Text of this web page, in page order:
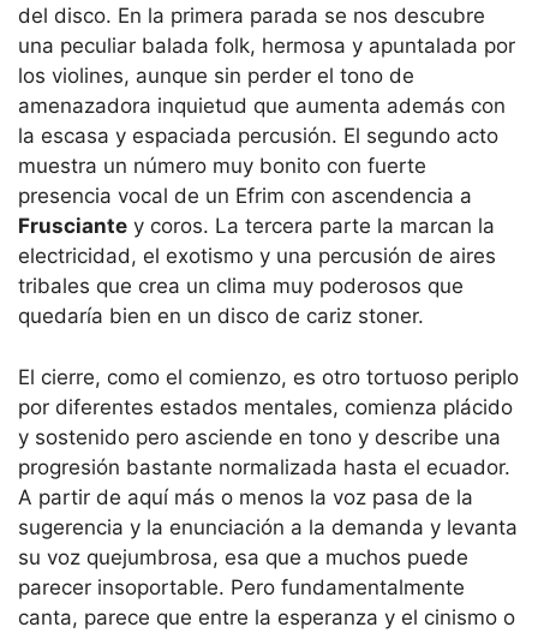
del disco. En la primera parada se nos descubre
una peculiar balada folk, hermosa y apuntalada por
los violines, aunque sin perder el tono de
amenazadora inquietud que aumenta además con
la escasa y espaciada percusión. El segundo acto
muestra un número muy bonito con fuerte
presencia vocal de un Efrim con ascendencia a
Frusciante y coros. La tercera parte la marcan la
electricidad, el exotismo y una percusión de aires
tribales que crea un clima muy poderosos que
quedaría bien en un disco de cariz stoner.
El cierre, como el comienzo, es otro tortuoso periplo
por diferentes estados mentales, comienza plácido
y sostenido pero asciende en tono y describe una
progresión bastante normalizada hasta el ecuador.
A partir de aquí más o menos la voz pasa de la
sugerencia y la enunciación a la demanda y levanta
su voz quejumbrosa, esa que a muchos puede
parecer insoportable. Pero fundamentalmente
canta, parece que entre la esperanza y el cinismo o